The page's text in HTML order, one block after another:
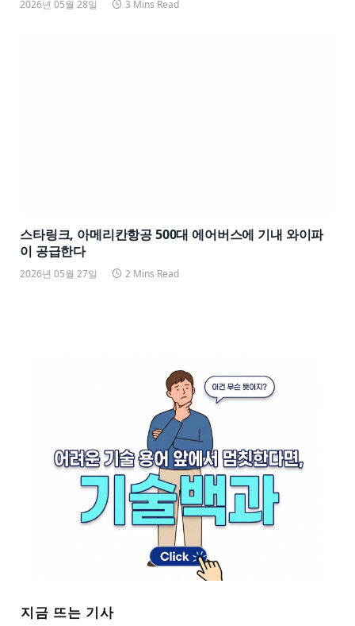
2026년 05월 28일 3 Mins Read
스타링크, 아메리칸항공 500대 에어버스에 기내 와이파
이 공급한다
2026년 05월 27일 2 Mins Read
지금 뜨는 기사